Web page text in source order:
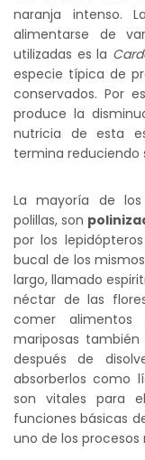
naranja intenso.
alimentarse de
utilizadas es la
especie típica de
conservados. Por
produce la
nutricia de esta
termina reduciendo
La mayoría de
polillas, son
por los
bucal de los
largo, llamado
néctar de las
comer alimentos
mariposas
después de
absorberlos como
son vitales para
funciones básicas
uno de los